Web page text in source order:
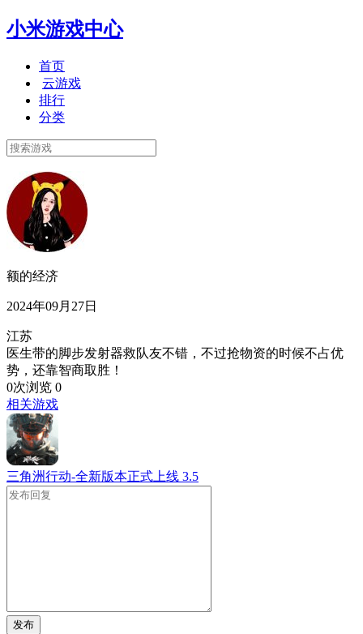
小米游戏中心
首页
云游戏
排行
分类
额的经济
2024年09月27日
江苏
医生带的脚步发射器救队友不错，不过抢物资的时候不占优
势，还靠智商取胜！
0次浏览 0
相关游戏
三角洲行动-全新版本正式上线 3.5
发布